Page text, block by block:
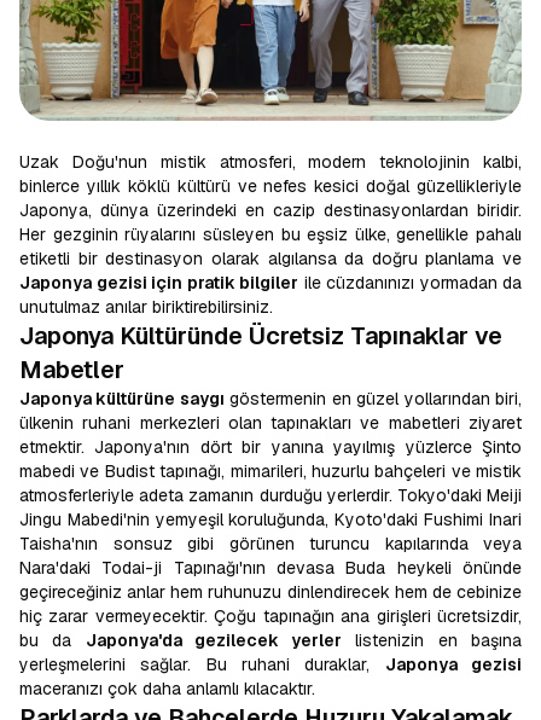
Uzak Doğu'nun mistik atmosferi, modern teknolojinin kalbi,
binlerce yıllık köklü kültürü ve nefes kesici doğal güzellikleriyle
Japonya, dünya üzerindeki en cazip destinasyonlardan biridir.
Her gezginin rüyalarını süsleyen bu eşsiz ülke, genellikle pahalı
etiketli bir destinasyon olarak algılansa da doğru planlama ve
Japonya gezisi için pratik bilgiler ile cüzdanınızı yormadan da
unutulmaz anılar biriktirebilirsiniz.
Japonya Kültüründe Ücretsiz Tapınaklar ve
Mabetler
Japonya kültürüne saygı göstermenin en güzel yollarından biri,
ülkenin ruhani merkezleri olan tapınakları ve mabetleri ziyaret
etmektir. Japonya'nın dört bir yanına yayılmış yüzlerce Şinto
mabedi ve Budist tapınağı, mimarileri, huzurlu bahçeleri ve mistik
atmosferleriyle adeta zamanın durduğu yerlerdir. Tokyo'daki Meiji
Jingu Mabedi'nin yemyeşil koruluğunda, Kyoto'daki Fushimi Inari
Taisha'nın sonsuz gibi görünen turuncu kapılarında veya
Nara'daki Todai-ji Tapınağı'nın devasa Buda heykeli önünde
geçireceğiniz anlar hem ruhunuzu dinlendirecek hem de cebinize
hiç zarar vermeyecektir. Çoğu tapınağın ana girişleri ücretsizdir,
bu da Japonya'da gezilecek yerler listenizin en başına
yerleşmelerini sağlar. Bu ruhani duraklar, Japonya gezisi
maceranızı çok daha anlamlı kılacaktır.